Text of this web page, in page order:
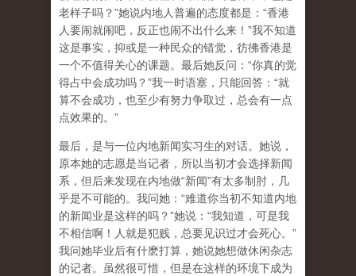
老样子吗？”她说内地人普遍的态度都是：“香港
人要闹就闹吧，反正也闹不出什么来！”我不知道
这是事实，抑或是一种民众的错觉，彷彿香港是
一个不值得关心的课题。最后她反问：“你真的觉
得占中会成功吗？”我一时语塞，只能回答：“就
算不会成功，也至少有努力争取过，总会有一点
点效果的。”
最后，是与一位内地新闻实习生的对话。她说，
原本她的志愿是当记者，所以当初才会选择新闻
系，但后来发现在内地做“新闻”有太多制肘，几
乎是不可能的。我问她：“难道你当初不知道内地
的新闻业是这样的吗？”她说：“我知道，可是我
不相信啊！人就是犯贱，总要见识过才会死心。”
我问她毕业后有什麽打算，她说她想做休闲杂志
的记者。虽然很可惜，但是在这样的环境下成为